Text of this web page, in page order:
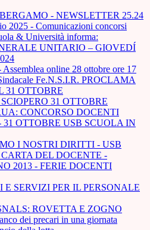
- NEWSLETTER 25.24
2025 - Comunicazioni concorsi
& Università informa:
UNITARIO – GIOVEDÍ
online 28 ottobre ore 17
Fe.N.S.I.R. PROCLAMA
31 OTTOBRE
31 OTTOBRE
CONCORSO DOCENTI
31 OTTOBRE USB SCUOLA IN
I NOSTRI DIRITTI - USB
DEL DOCENTE -
2013 - FERIE DOCENTI
SERVIZI PER IL PERSONALE
ROVETTA E ZOGNO
dei precari in una giornata